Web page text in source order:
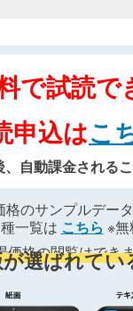
で試読で
申込はこ
自動課金される
格のサンプルデー
一覧は こちら ※無
価格の閲覧はでき
選ばれてい